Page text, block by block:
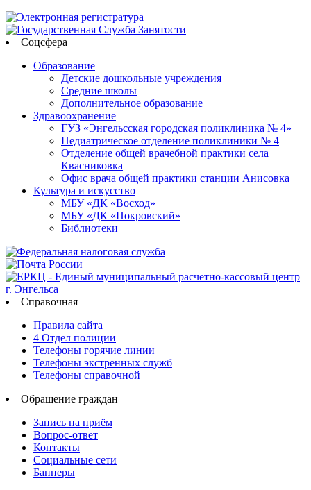
Соцсфера
Образование
Детские дошкольные учреждения
Средние школы
Дополнительное образование
Здравоохранение
ГУЗ «Энгельсская городская поликлиника № 4»
Педиатрическое отделение поликлиники № 4
Отделение общей врачебной практики села
Квасниковка
Офис врача общей практики станции Анисовка
Культура и искусство
МБУ «ДК «Восход»
МБУ «ДК «Покровский»
Библиотеки
Справочная
Правила сайта
4 Отдел полиции
Телефоны горячие линии
Телефоны экстренных служб
Телефоны справочной
Обращение граждан
Запись на приём
Вопрос-ответ
Контакты
Социальные сети
Баннеры